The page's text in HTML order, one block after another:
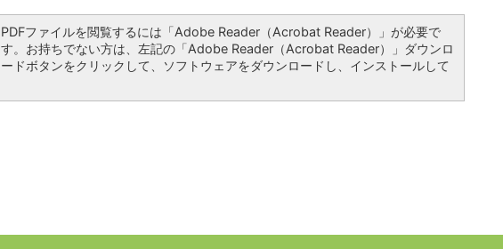
PDFファイルを閲覧するには「Adobe Reader（Acrobat Reader）」が必要で
す。お持ちでない方は、左記の「Adobe Reader（Acrobat Reader）」ダウンロ
ードボタンをクリックして、ソフトウェアをダウンロードし、インストールして